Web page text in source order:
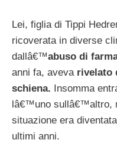
Lei, figlia di Tippi
ricoverata in diverse
dallâ€™abuso di
anni fa, aveva rivelato
schiena. Insomma
lâ€™uno sullâ€™altro,
situazione era
ultimi anni.